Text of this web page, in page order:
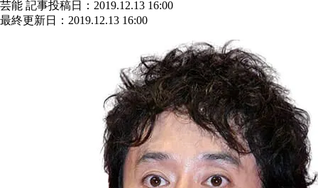
芸能 記事投稿日：2019.12.13 16:00
最終更新日：2019.12.13 16:00